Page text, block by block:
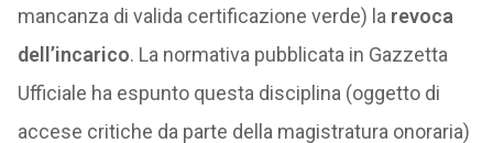
mancanza di valida certificazione verde) la revoca
dell’incarico. La normativa pubblicata in Gazzetta
Ufficiale ha espunto questa disciplina (oggetto di
accese critiche da parte della magistratura onoraria)